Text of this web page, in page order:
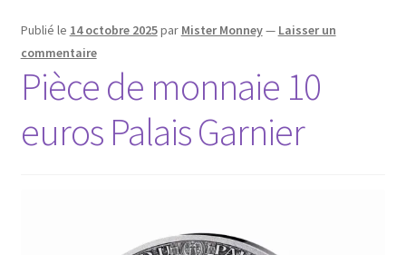
Publié le 14 octobre 2025par Mister Monney— Laisser un
commentaire
Pièce de monnaie 10
euros Palais Garnier